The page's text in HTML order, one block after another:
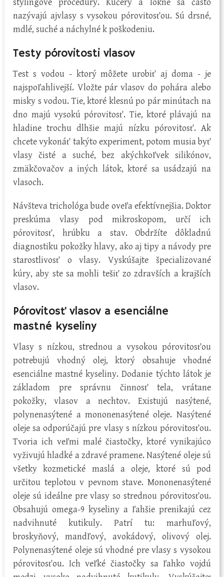
nazývajú ajvlasy s vysokou pórovitosťou. Sú drsné,
mdlé, suché a náchylné k poškodeniu.
Testy pórovitosti vlasov
Test s vodou - ktorý môžete urobiť aj doma - je
najspoľahlivejší. Vložte pár vlasov do pohára alebo
misky s vodou. Tie, ktoré klesnú po pár minútach na
dno majú vysokú pórovitosť. Tie, ktoré plávajú na
hladine trochu dlhšie majú nízku pórovitosť. Ak
chcete vykonáť takýto experiment, potom musia byť
vlasy čisté a suché, bez akýchkoľvek silikónov,
zmäkčovačov a iných látok, ktoré sa usádzajú na
vlasoch.
Návšteva trichológa bude oveľa efektívnejšia. Doktor
preskúma vlasy pod mikroskopom, určí ich
pórovitosť, hrúbku a stav. Obdržíte dôkladnú
diagnostiku pokožky hlavy, ako aj tipy a návody pre
starostlivosť o vlasy. Vyskúšajte špecializované
kúry, aby ste sa mohli tešiť zo zdravších a krajších
vlasov.
Pórovitosť vlasov a esenciálne
mastné kyseliny
Vlasy s nízkou, strednou a vysokou pórovitosťou
potrebujú vhodný olej, ktorý obsahuje vhodné
esenciálne mastné kyseliny. Dodanie týchto látok je
základom pre správnu činnosť tela, vrátane
pokožky, vlasov a nechtov. Existujú nasýtené,
polynenasýtené a mononenasýtené oleje. Nasýtené
oleje sa odporúčajú pre vlasy s nízkou pórovitosťou.
Tvoria ich veľmi malé čiastočky, ktoré vynikajúco
vyživujú hladké a zdravé pramene. Nasýtené oleje sú
všetky kozmetické maslá a oleje, ktoré sú pod
určitou teplotou v pevnom stave. Mononenasýtené
oleje sú ideálne pre vlasy so strednou pórovitosťou.
Obsahujú omega-9 kyseliny a ľahšie prenikajú cez
nadvihnuté kutikuly. Patrí tu: marhuľový,
broskyňový, mandľový, avokádový, olivový olej.
Polynenasýtené oleje sú vhodné pre vlasy s vysokou
pórovitosťou. Ich veľké čiastočky sa ľahko vojdú